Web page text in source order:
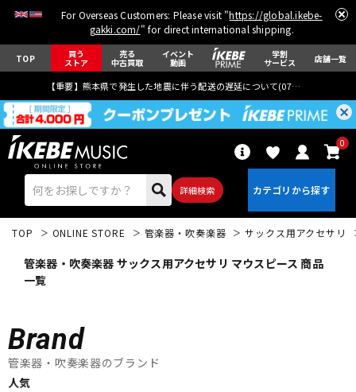
For Overseas Customers: Please visit "https://global.ikebe-
gakki.com/" for direct international shipping.
TOP 買う
ストア
売る
中古買取
イベント
動画
学割
サービス 店舗一覧
【重要】熊本県で発生した地震に伴う配送の遅延について(07月29日
詳細検索
0
TOP ONLINE STORE 管楽器・吹奏楽器 サックス用アクセサリ
管楽器・吹奏楽器 サックス用アクセサリ マウスピース 商品
一覧
Brand
管楽器・吹奏楽器のブランド
人気